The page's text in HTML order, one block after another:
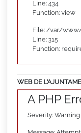
Line: 434
Function: view
File: /var/
Line: 315
Function:
WEB DE
A PHP
Severity: Warning